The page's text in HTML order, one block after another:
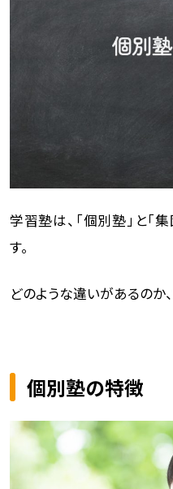
学習塾は、「個別塾」と「
す。
どのような違いがあるのか
個別塾の特徴